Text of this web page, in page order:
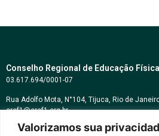
Valorizamos sua
Conselho Regional de Educação
03.617.694/0001-07
Rua Adolfo Mota, N°104, Tijuca, Rio de
cref1@cref1.org.br
Assessoria de comunicação: